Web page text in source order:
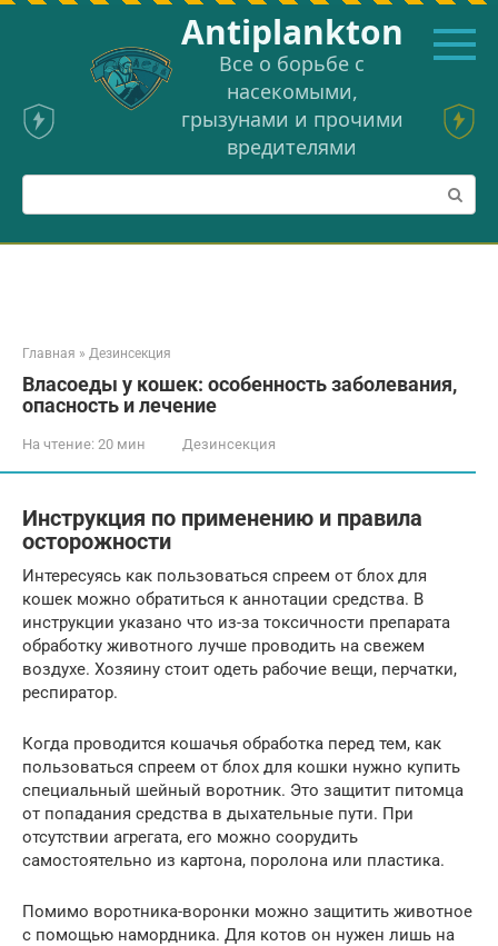
Перейти
Аntiplankton
Все о борьбе с
насекомыми,
грызунами и прочими
вредителями
Поиск:
Главная » Дезинсекция
Власоеды у кошек: особенность заболевания,
опасность и лечение
На чтение: 20 мин Дезинсекция
Инструкция по применению и правила
осторожности
Интересуясь как пользоваться спреем от блох для
кошек можно обратиться к аннотации средства. В
инструкции указано что из-за токсичности препарата
обработку животного лучше проводить на свежем
воздухе. Хозяину стоит одеть рабочие вещи, перчатки,
респиратор.
Когда проводится кошачья обработка перед тем, как
пользоваться спреем от блох для кошки нужно купить
специальный шейный воротник. Это защитит питомца
от попадания средства в дыхательные пути. При
отсутствии агрегата, его можно соорудить
самостоятельно из картона, поролона или пластика.
Помимо воротника-воронки можно защитить животное
с помощью намордника. Для котов он нужен лишь на